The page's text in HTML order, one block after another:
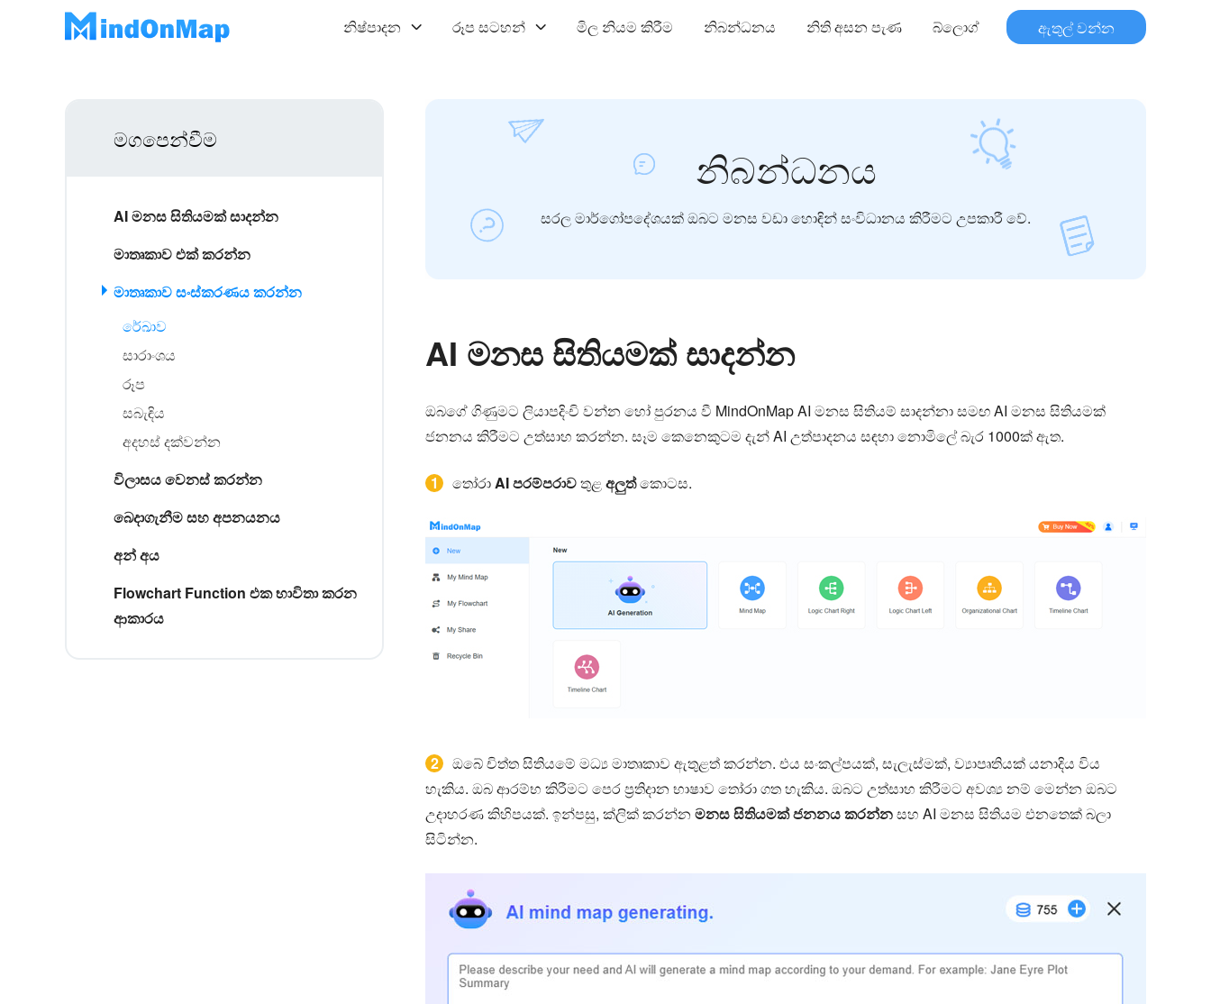
නිෂ්පාදන රූප සටහන් මිල නියම කිරීම නිබන්ධනය නිති අසන පැණ බ්ලොග් ඇතුල් වන්න
මගපෙන්වීම
AI මනස සිතියමක් සාදන්න
මාතෘකාව එක් කරන්න
මාතෘකාව සංස්කරණය කරන්න
රේඛාව
සාරාංශය
රූප
සබැඳිය
අදහස් දක්වන්න
විලාසය වෙනස් කරන්න
බෙදාගැනීම සහ අපනයනය
අන් අය
Flowchart Function එක භාවිතා කරන
ආකාරය
නිබන්ධනය
සරල මාර්ගෝපදේශයක් ඔබට මනස වඩා හොඳින් සංවිධානය කිරීමට උපකාරී වේ.
AI මනස සිතියමක් සාදන්න
ඔබගේ ගිණුමට ලියාපදිංචි වන්න හෝ පුරනය වී MindOnMap AI මනස සිතියම් සාදන්නා සමඟ AI මනස සිතියමක්
ජනනය කිරීමට උත්සාහ කරන්න. සෑම කෙනෙකුටම දැන් AI උත්පාදනය සඳහා නොමිලේ බැර 1000ක් ඇත.
1 තෝරාAI පරම්පරාවතුළඅලුත්කොටස.
2
ඔබේ චිත්ත සිතියමේ මධ්‍ය මාතෘකාව ඇතුළත් කරන්න. එය සංකල්පයක්, සැලැස්මක්, ව්‍යාපෘතියක් යනාදිය විය
හැකිය. ඔබ ආරම්භ කිරීමට පෙර ප්‍රතිදාන භාෂාව තෝරා ගත හැකිය. ඔබට උත්සාහ කිරීමට අවශ්‍ය නම් මෙන්න ඔබට
උදාහරණ කිහිපයක්. ඉන්පසු, ක්ලික් කරන්න මනස සිතියමක් ජනනය කරන්නසහ AI මනස සිතියම එනතෙක් බලා
සිටින්න.